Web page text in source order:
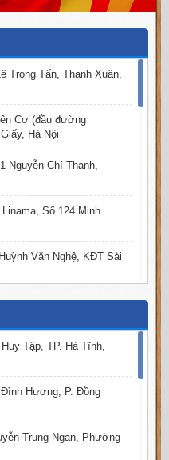
Trọng Tấn, Thanh Xuân,
Cơ (đầu đường
Hà Nội
Nguyễn Chí Thanh,
Số 124 Minh
Văn Nghệ, KĐT Sài
Thì Nhậm, Hà Đông, Hà
Uy Nỗ - Thị Trấn Đông
Thịnh, Phường Suối
An, phường Tân
Tập, TP. Hà Tĩnh,
Hương, P. Đồng
Trung Ngạn, Phường